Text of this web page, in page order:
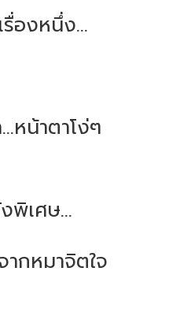
องหนึ่ง...
หน้าตาโง่ๆ
พิเศษ...
กหมาจิตใจ